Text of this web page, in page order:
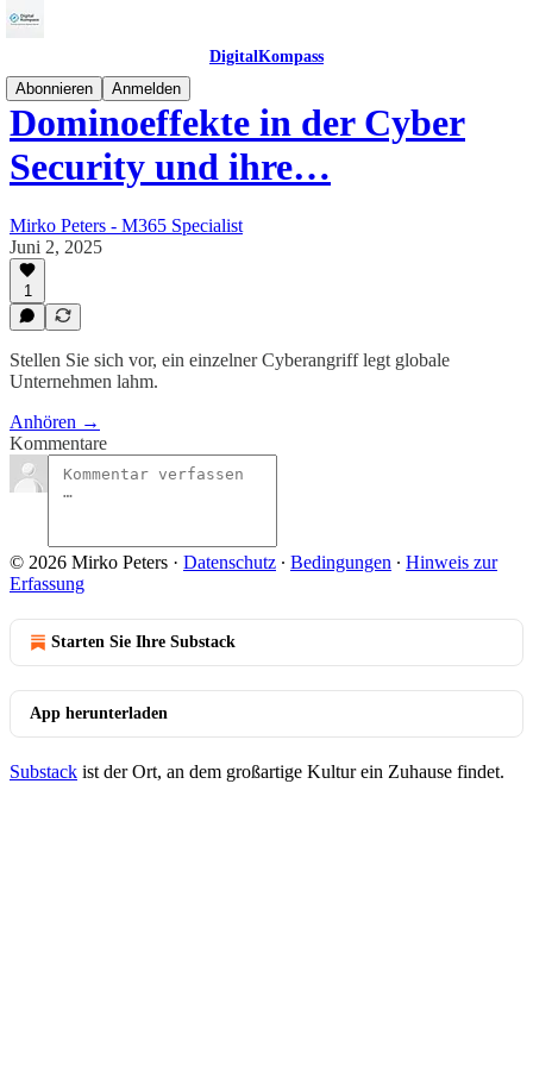
DigitalKompass
Abonnieren
Anmelden
Dominoeffekte in der Cyber
Security und ihre…
Mirko Peters - M365 Specialist
Juni 2, 2025
1
Stellen Sie sich vor, ein einzelner Cyberangriff legt globale
Unternehmen lahm.
Anhören →
Kommentare
© 2026 Mirko Peters · Datenschutz ∙ Bedingungen ∙ Hinweis zur
Erfassung
Starten Sie Ihre Substack
App herunterladen
Substack ist der Ort, an dem großartige Kultur ein Zuhause findet.